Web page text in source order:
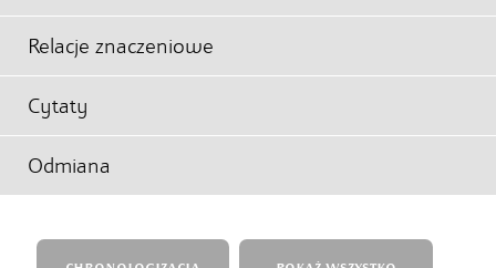
Relacje znaczeniowe
Cytaty
Odmiana